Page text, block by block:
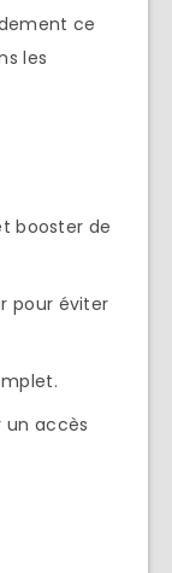
ce
les
booster de
pour éviter
un accès